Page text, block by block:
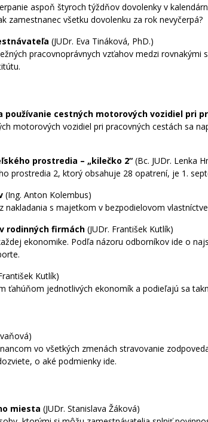
aspoň štyroch týždňov dovolenky v
zamestnanec všetku dovolenku za rok nevyčerpá?
(JUDr. Eva Tináková, PhD.)
pracovnoprávnych vzťahov medzi
používanie cestných motorových vozidiel pri
motorových vozidiel pri pracovných cestách sa
prostredia – „kilečko 2“ (Bc. JUDr. Lenka
prostredia 2, ktorý obsahuje 28 opatrení, je 1.
(Ing. Anton Kolembus)
s majetkom v bezpodielovom
rodinných firmách (JUDr. František Kutlík)
ekonomike. Podľa názoru odborníkov ide o
Kutlík)
ťahúňom jednotlivých ekonomík a podieľajú sa
vo všetkých zmenách stravovanie
o aké podmienky ide.
miesta (JUDr. Stanislava Žáková)